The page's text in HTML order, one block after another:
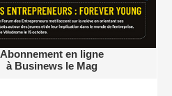
Abonnement en ligne
à Businews le Mag